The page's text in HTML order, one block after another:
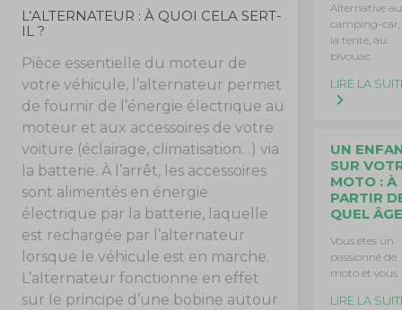
L’ALTERNATEUR : À QUOI CELA SERT-
IL ?
Pièce essentielle du moteur de
votre véhicule, l’alternateur permet
de fournir de l’énergie électrique au
moteur et aux accessoires de votre
voiture (éclairage, climatisation…) via
la batterie. À l’arrêt, les accessoires
sont alimentés en énergie
électrique par la batterie, laquelle
est rechargée par l’alternateur
lorsque le véhicule est en marche.
L’alternateur fonctionne en effet
sur le principe d’une bobine autour
Alternative au
camping-car,
la tente, au
bivouac
LIRE LA
UN
SUR
MOTO : À
PARTIR
QUEL
Vous êtes un
passionné de
moto et vous
LIRE LA